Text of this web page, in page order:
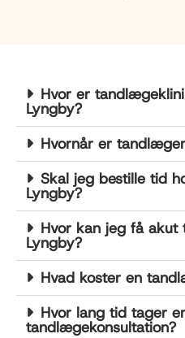
Hvor er
Lyngby?
Hvornår er
Skal jeg bestille tid
Lyngby?
Hvor kan jeg få
Lyngby?
Hvad koster en
Hvor lang tid tager
tandlægekonsultation?